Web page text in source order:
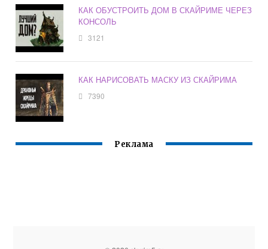
КАК ОБУСТРОИТЬ ДОМ В СКАЙРИМЕ ЧЕРЕЗ
КОНСОЛЬ
3121
КАК НАРИСОВАТЬ МАСКУ ИЗ СКАЙРИМА
7390
Реклама